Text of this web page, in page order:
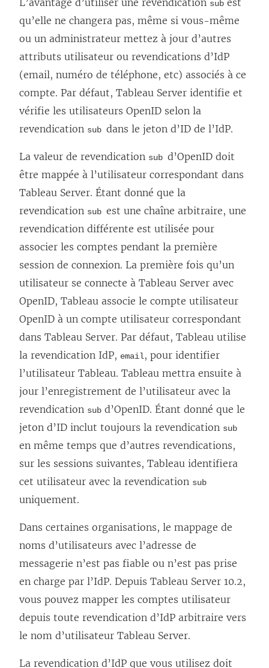
L’avantage d’utiliser une revendication sub est
qu’elle ne changera pas, même si vous-même
ou un administrateur mettez à jour d’autres
attributs utilisateur ou revendications d’IdP
(email, numéro de téléphone, etc) associés à ce
compte. Par défaut, Tableau Server identifie et
vérifie les utilisateurs OpenID selon la
revendication sub dans le jeton d’ID de l’IdP.
La valeur de revendication sub d’OpenID doit
être mappée à l’utilisateur correspondant dans
Tableau Server. Étant donné que la
revendication sub est une chaîne arbitraire, une
revendication différente est utilisée pour
associer les comptes pendant la première
session de connexion. La première fois qu’un
utilisateur se connecte à Tableau Server avec
OpenID, Tableau associe le compte utilisateur
OpenID à un compte utilisateur correspondant
dans Tableau Server. Par défaut, Tableau utilise
la revendication IdP, email, pour identifier
l’utilisateur Tableau. Tableau mettra ensuite à
jour l’enregistrement de l’utilisateur avec la
revendication sub d’OpenID. Étant donné que le
jeton d’ID inclut toujours la revendication sub
en même temps que d’autres revendications,
sur les sessions suivantes, Tableau identifiera
cet utilisateur avec la revendication sub
uniquement.
Dans certaines organisations, le mappage de
noms d’utilisateurs avec l’adresse de
messagerie n’est pas fiable ou n’est pas prise
en charge par l’IdP. Depuis Tableau Server 10.2,
vous pouvez mapper les comptes utilisateur
depuis toute revendication d’IdP arbitraire vers
le nom d’utilisateur Tableau Server.
La revendication d’IdP que vous utilisez doit